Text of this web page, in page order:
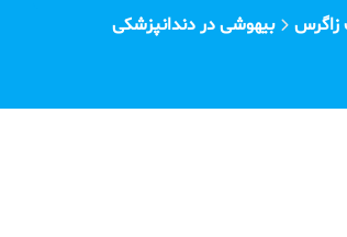
زاگرس بیهوشی در دندانپزشکی